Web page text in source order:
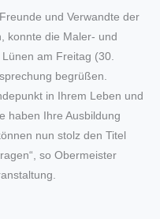
und Verwandte der
konnte die Maler- und
am Freitag (30.
begrüßen.
in Ihrem Leben und
haben Ihre Ausbildung
nun stolz den Titel
so Obermeister